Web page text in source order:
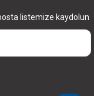
listemize kaydolun